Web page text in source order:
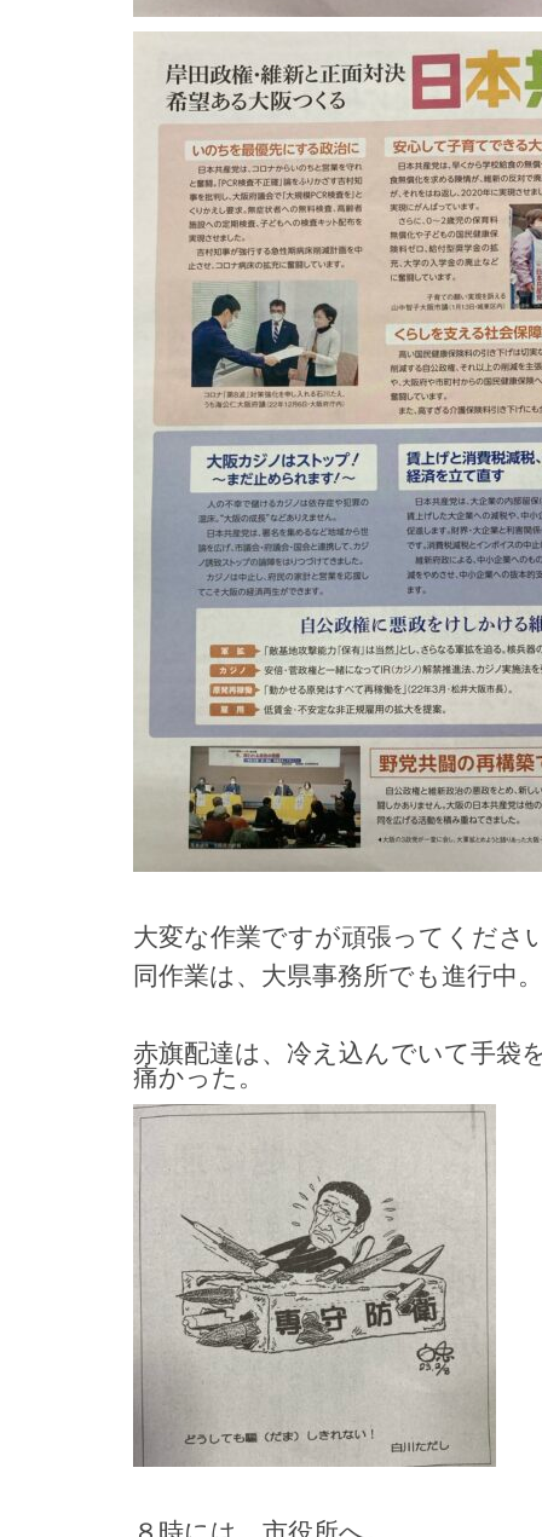
大変な作業ですが頑張ってくださ
同作業は、大県事務所でも進行中。
赤旗配達は、冷え込んでいて手袋
痛かった。